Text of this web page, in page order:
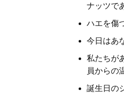
ナッツで
ハエを傷
今日はあ
私たちが
員からの
誕生日の